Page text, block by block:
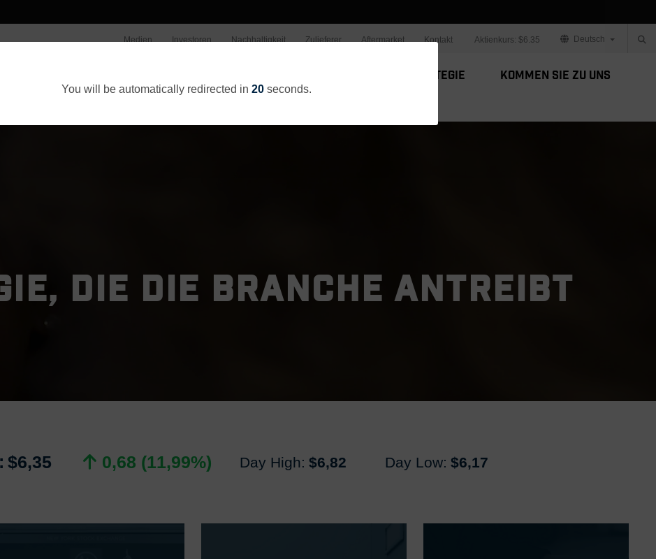
You will be automatically redirected in 20 seconds.
Medien Investoren Nachhaltigkeit Zulieferer Aftermarket Kontakt Aktienkurs: $6.35 Deutsch
Unsere Strategie Kommen Sie zu uns
DIE DIE BRANCHE ANTREIBT
$6,35 0,68 (11,99%) Day High: $6,82 Day Low: $6,17